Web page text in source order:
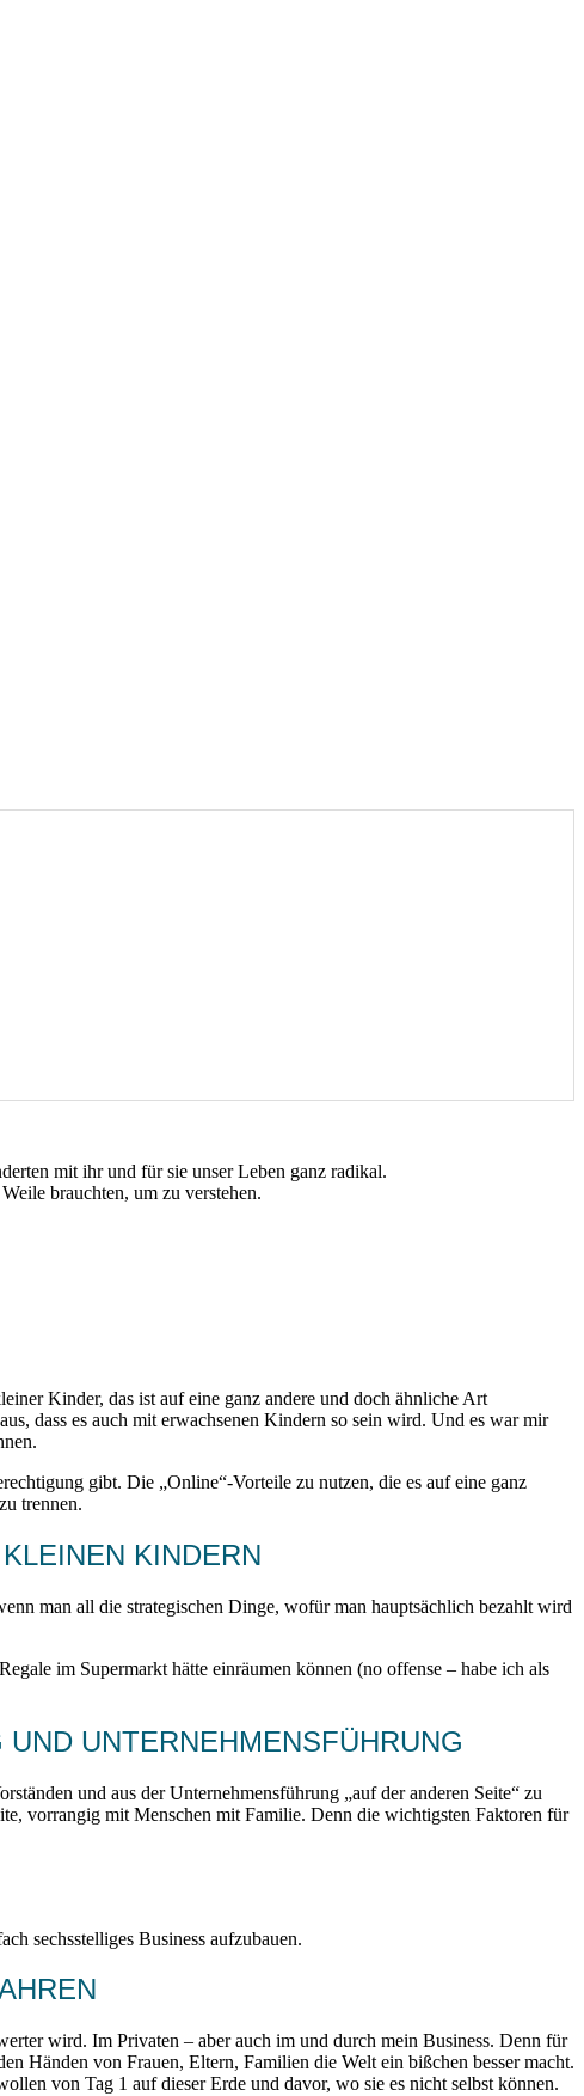
mit ihr und für sie unser Leben ganz radikal.
brauchten, um zu verstehen.
Kinder, das ist auf eine ganz andere und doch ähnliche Art
dass es auch mit erwachsenen Kindern so sein wird. Und es war mir
gibt. Die „Online“-Vorteile zu nutzen, die es auf eine ganz
trennen.
KINDERN
man all die strategischen Dinge, wofür man hauptsächlich bezahlt wird
im Supermarkt hätte einräumen können (no offense – habe ich als
UNTERNEHMENSFÜHRUNG
und aus der Unternehmensführung „auf der anderen Seite“ zu
vorrangig mit Menschen mit Familie. Denn die wichtigsten Faktoren für
sechsstelliges Business aufzubauen.
wird. Im Privaten – aber auch im und durch mein Business. Denn für
Händen von Frauen, Eltern, Familien die Welt ein bißchen besser macht.
von Tag 1 auf dieser Erde und davor, wo sie es nicht selbst können.